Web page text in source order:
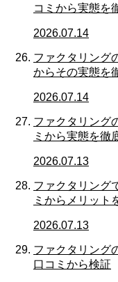
コミから実態を
2026.07.14
ファクタリング
からその実態を
2026.07.14
ファクタリング
ミから実態を徹
2026.07.13
ファクタリング
ミからメリット
2026.07.13
ファクタリング
口コミから検証